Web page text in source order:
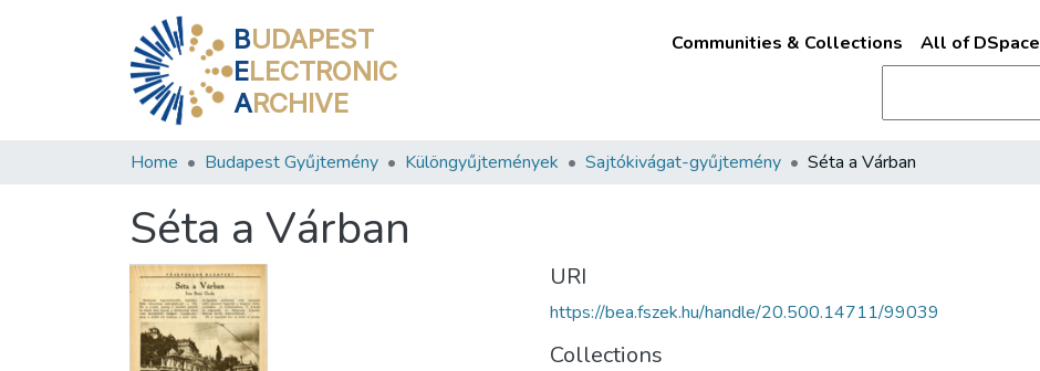
BUDAPEST
ELECTRONIC
ARCHIVE
Communities & Collections All of DSpace
Home Budapest Gyűjtemény Különgyűjtemények Sajtókivágat-gyűjtemény Séta a Várban
Séta a Várban
URI
https://bea.fszek.hu/handle/20.500.14711/99039
Collections